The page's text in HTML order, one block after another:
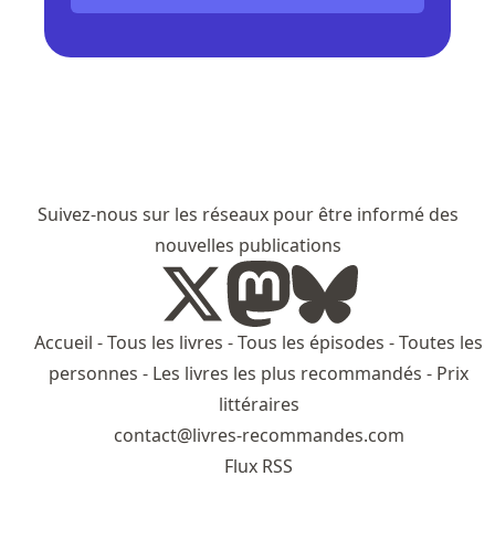
Suivez-nous sur les réseaux pour être informé des
nouvelles publications
Accueil -Tous les livres -Tous les épisodes -Toutes les
personnes - Les livres les plus recommandés - Prix
littéraires
contact@livres-recommandes.com
Flux RSS